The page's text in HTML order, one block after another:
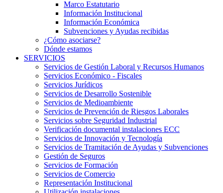
Marco Estatutario
Información Institucional
Información Económica
Subvenciones y Ayudas recibidas
¿Cómo asociarse?
Dónde estamos
SERVICIOS
Servicios de Gestión Laboral y Recursos Humanos
Servicios Económico - Fiscales
Servicios Jurídicos
Servicios de Desarrollo Sostenible
Servicios de Medioambiente
Servicios de Prevención de Riesgos Laborales
Servicios sobre Seguridad Industrial
Verificación documental instalaciones ECC
Servicios de Innovación y Tecnología
Servicios de Tramitación de Ayudas y Subvenciones
Gestión de Seguros
Servicios de Formación
Servicios de Comercio
Representación Institucional